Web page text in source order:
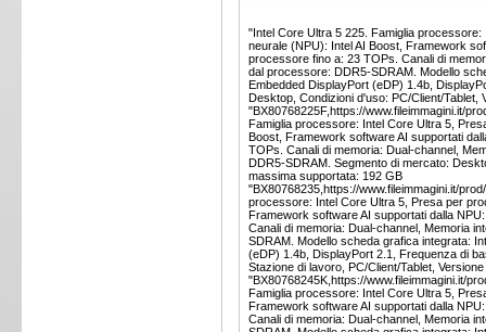
"Intel Core Ultra 5 225. Famiglia
neurale (NPU): Intel AI Boost, Framework
processore fino a: 23 TOPs. Canali di
dal processore: DDR5-SDRAM. Modello
Embedded DisplayPort (eDP) 1.4b,
Desktop, Condizioni d'uso: PC/Client/Tablet,
"BX80768225F,https://www.fileimmagini.it/
Famiglia processore: Intel Core Ultra 5,
Boost, Framework software AI supportati
TOPs. Canali di memoria: Dual-channel,
DDR5-SDRAM. Segmento di mercato:
massima supportata: 192 GB
"BX80768235,https://www.fileimmagini.it/
processore: Intel Core Ultra 5, Presa per
Framework software AI supportati dalla
Canali di memoria: Dual-channel, Memoria
SDRAM. Modello scheda grafica integrata:
(eDP) 1.4b, DisplayPort 2.1, Frequenza di
Stazione di lavoro, PC/Client/Tablet,
"BX80768245K,https://www.fileimmagini.it/
Famiglia processore: Intel Core Ultra 5,
Framework software AI supportati dalla
Canali di memoria: Dual-channel, Memoria